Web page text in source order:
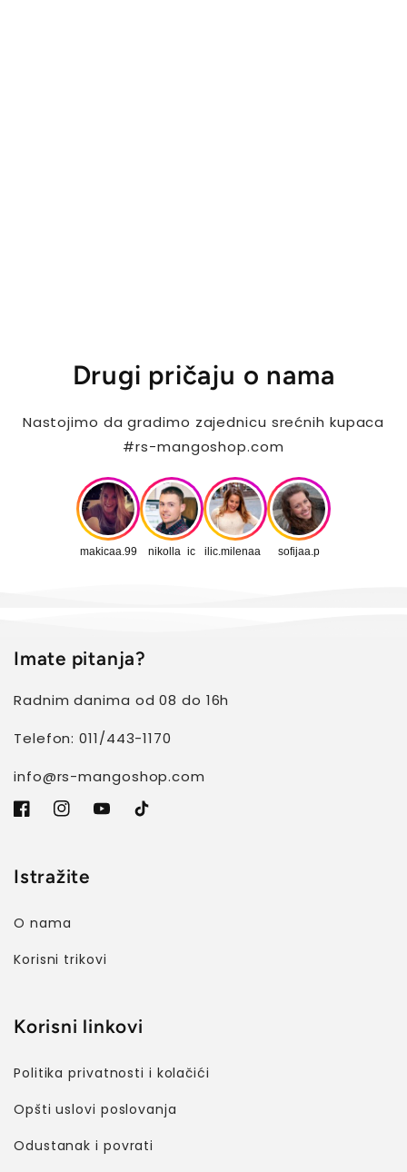
Drugi pričaju o nama
Nastojimo da gradimo zajednicu srećnih kupaca
#rs-mangoshop.com
makicaa.99 nikolla_ic ilic.milenaa_ sofijaa.p
Imate pitanja?
Radnim danima od 08 do 16h
Telefon: 011/443-1170
info@rs-mangoshop.com
FacebookInstagramYouTubeTikTok
Istražite
O nama
Korisni trikovi
Korisni linkovi
Politika privatnosti i kolačići
Opšti uslovi poslovanja
Odustanak i povrati